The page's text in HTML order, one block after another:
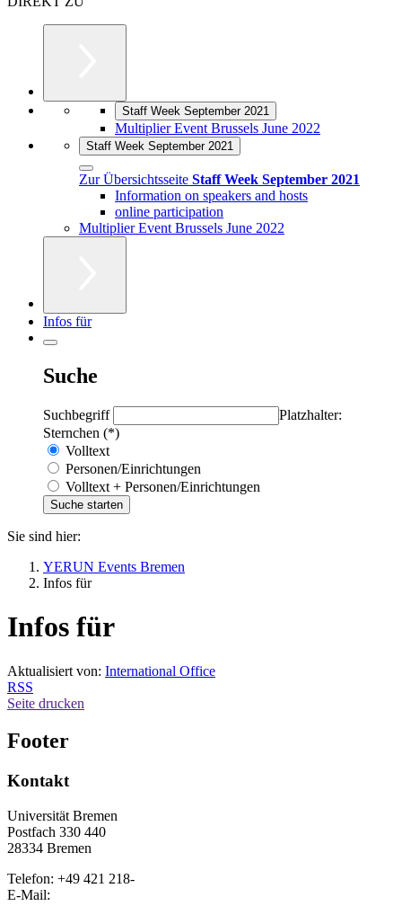
Staff Week September 2021
Multiplier Event Brussels June 2022
Staff Week September 2021
Zur Übersichtsseite Staff Week September 2021
Information on speakers and hosts
online participation
Multiplier Event Brussels June 2022
Infos für
Suche
Suchbegriff
Platzhalter:
Sternchen (*)
Volltext
Personen/Einrichtungen
Volltext + Personen/Einrichtungen
Sie sind hier:
YERUN Events Bremen
Infos für
Infos für
Aktualisiert von: International Office
RSS
Seite drucken
Footer
Kontakt
Universität Bremen
Postfach 330 440
28334 Bremen
Telefon: +49 421 218-
E-Mail: